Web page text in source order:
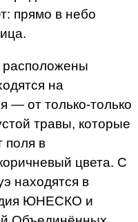
прямо в небо
расположены
на
— от только-только
травы, которые
поля в
цвета. С
находятся в
ЮНЕСКО и